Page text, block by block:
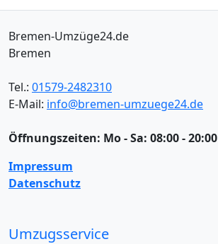
Bremen-Umzüge24.de
Bremen
Tel.: 01579-2482310
E-Mail: info@bremen-umzuege24.de
Öffnungszeiten: Mo - Sa: 08:00 -
Impressum
Datenschutz
Umzugsservice